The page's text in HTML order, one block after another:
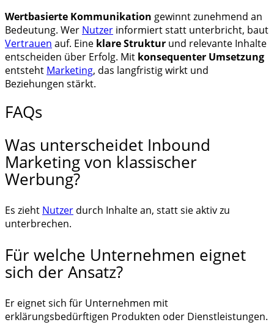
Wertbasierte Kommunikation gewinnt zunehmend an
Bedeutung. Wer Nutzer informiert statt unterbricht, baut
Vertrauen auf. Eine klare Struktur und relevante Inhalte
entscheiden über Erfolg. Mit konsequenter Umsetzung
entsteht Marketing, das langfristig wirkt und
Beziehungen stärkt.
FAQs
Was unterscheidet Inbound
Marketing von klassischer
Werbung?
Es zieht Nutzer durch Inhalte an, statt sie aktiv zu
unterbrechen.
Für welche Unternehmen eignet
sich der Ansatz?
Er eignet sich für Unternehmen mit
erklärungsbedürftigen Produkten oder Dienstleistungen.